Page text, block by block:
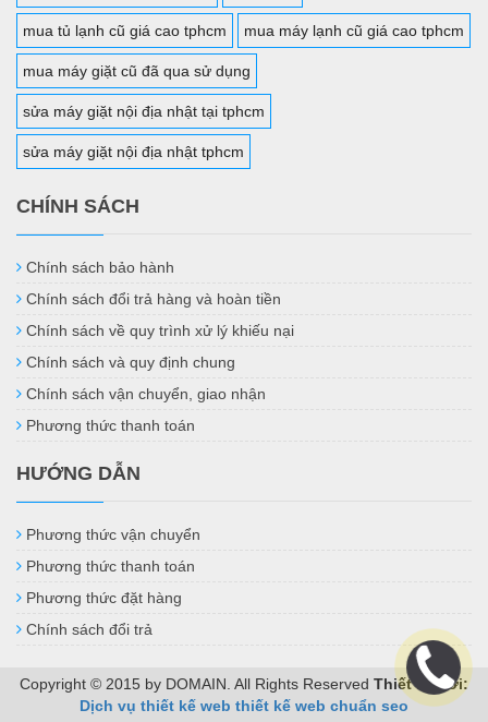
mua tủ lạnh cũ giá cao tphcm mua máy lạnh cũ giá cao tphcm
mua máy giặt cũ đã qua sử dụng
sửa máy giặt nội địa nhật tại tphcm
sửa máy giặt nội địa nhật tphcm
CHÍNH SÁCH
Chính sách bảo hành
Chính sách đổi trả hàng và hoàn tiền
Chính sách về quy trình xử lý khiếu nại
Chính sách và quy định chung
Chính sách vận chuyển, giao nhận
Phương thức thanh toán
HƯỚNG DẪN
Phương thức vận chuyển
Phương thức thanh toán
Phương thức đặt hàng
Chính sách đổi trả
Copyright © 2015 by DOMAIN. All Rights Reserved Thiết kế bởi:
Dịch vụ thiết kế web thiết kế web chuẩn seo